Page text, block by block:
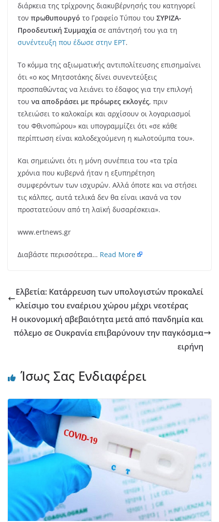
διάρκεια της τρίχρονης διακυβέρνησής του κατηγορεί
τον πρωθυπουργό το Γραφείο Τύπου του ΣΥΡΙΖΑ-
Προοδευτική Συμμαχία σε απάντησή του για τη
συνέντευξη που έδωσε στην ΕΡΤ.
Το κόμμα της αξιωματικής αντιπολίτευσης επισημαίνει
ότι «ο κος Μητσοτάκης δίνει συνεντεύξεις
προσπαθώντας να λειάνει το έδαφος για την επιλογή
του να αποδράσει με πρόωρες εκλογές, πριν
τελειώσει το καλοκαίρι και αρχίσουν οι λογαριασμοί
του Φθινοπώρου» και υπογραμμίζει ότι «σε κάθε
περίπτωση είναι καλοδεχούμενη η κωλοτούμπα του».
Και σημειώνει ότι η μόνη συνέπεια του «τα τρία
χρόνια που κυβερνά ήταν η εξυπηρέτηση
συμφερόντων των ισχυρών. Αλλά όποτε και να στήσει
τις κάλπες, αυτά τελικά δεν θα είναι ικανά να τον
προστατεύουν από τη λαϊκή δυσαρέσκεια».
www.ertnews.gr
Διαβάστε περισσότερα… Read More
Ελβετία: Κατάρρευση των υπολογιστών προκαλεί
κλείσιμο του εναέριου χώρου μέχρι νεοτέρας
Η οικονομική αβεβαιότητα μετά από πανδημία και
πόλεμο σε Ουκρανία επιβαρύνουν την παγκόσμια
ειρήνη
Ίσως Σας Ενδιαφέρει